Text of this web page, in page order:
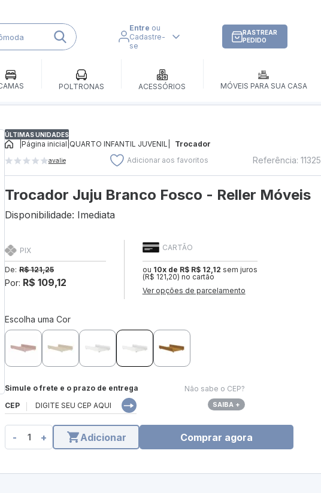
Entre ou
Cadastre-
se
RASTREAR
PEDIDO
POLTRONAS ACESSÓRIOS MÓVEIS PARA SUA CASA
ÚLTIMAS UNIDADES
Página inicial QUARTO INFANTIL JUVENIL Trocador
avalie Adicionar aos favoritos Referência: 11325
Trocador Juju Branco Fosco - Reller Móveis
Disponibilidade: Imediata
CARTÃO
ou 10x de R$ R$ 12,12 sem juros
(R$ 121,20) no cartão
Ver opções de parcelamento
PIX
De: R$ 121,25
Por: R$ 109,12
Escolha uma Cor
Simule o frete e o prazo de entrega
CEP
Não sabe o CEP?
SAIBA +
- + Adicionar Comprar agora